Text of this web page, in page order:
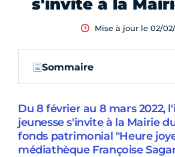
s'invite à la
Mise à jour le 02/
Sommaire
Du 8 février au 8 mars 2022,
jeunesse s'invite à la Mairie
fonds patrimonial "Heure
médiathèque Françoise